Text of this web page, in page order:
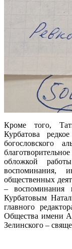
Кроме того,
Курбатова
богословского
обложкой
воспоминания,
общественных
– воспоминания
Курбатовым
главного
Общества имени
Зелинского –